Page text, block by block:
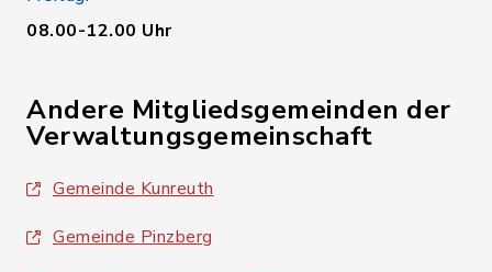
08.00-12.00 Uhr
Andere Mitgliedsgemeinden der
Verwaltungsgemeinschaft
Gemeinde Kunreuth
Gemeinde Pinzberg